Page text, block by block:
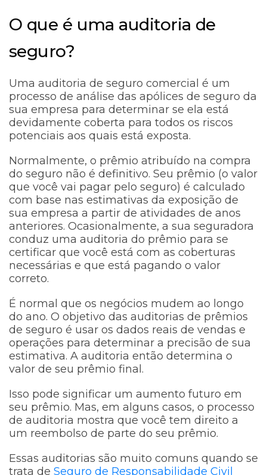
O que é uma auditoria de
seguro?
Uma auditoria de seguro comercial é um
processo de análise das apólices de seguro da
sua empresa para determinar se ela está
devidamente coberta para todos os riscos
potenciais aos quais está exposta.
Normalmente, o prêmio atribuído na compra
do seguro não é definitivo. Seu prêmio (o valor
que você vai pagar pelo seguro) é calculado
com base nas estimativas da exposição de
sua empresa a partir de atividades de anos
anteriores. Ocasionalmente, a sua seguradora
conduz uma auditoria do prêmio para se
certificar que você está com as coberturas
necessárias e que está pagando o valor
correto.
É normal que os negócios mudem ao longo
do ano. O objetivo das auditorias de prêmios
de seguro é usar os dados reais de vendas e
operações para determinar a precisão de sua
estimativa. A auditoria então determina o
valor de seu prêmio final.
Isso pode significar um aumento futuro em
seu prêmio. Mas, em alguns casos, o processo
de auditoria mostra que você tem direito a
um reembolso de parte do seu prêmio.
Essas auditorias são muito comuns quando se
trata de Seguro de Responsabilidade Civil